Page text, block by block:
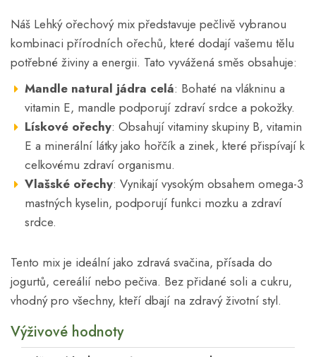
Náš Lehký ořechový mix představuje pečlivě vybranou
kombinaci přírodních ořechů, které dodají vašemu tělu
potřebné živiny a energii. Tato vyvážená směs obsahuje:
Mandle natural jádra celá: Bohaté na vlákninu a
vitamin E, mandle podporují zdraví srdce a pokožky.
Lískové ořechy: Obsahují vitaminy skupiny B, vitamin
E a minerální látky jako hořčík a zinek, které přispívají k
celkovému zdraví organismu.
Vlašské ořechy: Vynikají vysokým obsahem omega-3
mastných kyselin, podporují funkci mozku a zdraví
srdce.
Tento mix je ideální jako zdravá svačina, přísada do
jogurtů, cereálií nebo pečiva. Bez přidané soli a cukru,
vhodný pro všechny, kteří dbají na zdravý životní styl.
Výživové hodnoty